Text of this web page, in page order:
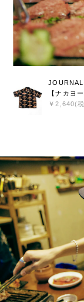
【ナカヨ
￥2,640(